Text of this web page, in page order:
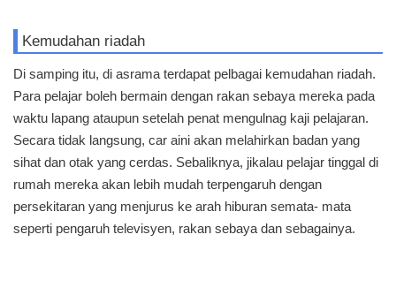
Kemudahan riadah
Di samping itu, di asrama terdapat pelbagai kemudahan riadah.
Para pelajar boleh bermain dengan rakan sebaya mereka pada
waktu lapang ataupun setelah penat mengulnag kaji pelajaran.
Secara tidak langsung, car aini akan melahirkan badan yang
sihat dan otak yang cerdas. Sebaliknya, jikalau pelajar tinggal di
rumah mereka akan lebih mudah terpengaruh dengan
persekitaran yang menjurus ke arah hiburan semata- mata
seperti pengaruh televisyen, rakan sebaya dan sebagainya.